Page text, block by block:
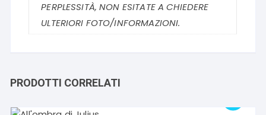
PERPLESSITÀ, NON ESITATE A CHIEDERE
ULTERIORI FOTO/INFORMAZIONI.
PRODOTTI CORRELATI